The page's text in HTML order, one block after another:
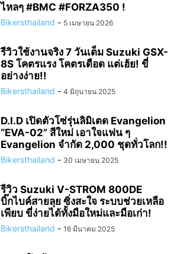
ไหลๆ #BMC #FORZA350 !
Bikersthailand - 5 เมษายน 2026
รีวิวใช้งานจริง 7 วันเต็ม Suzuki GSX-
8S โคตรแรง โคตรเดือด แต่เฮ้ย! ขี่
อย่างง่าย!!
Bikersthailand - 4 มิถุนายน 2025
D.I.D เปิดตัวโซ่รุ่นลิมิเตด Evangelion
“EVA-02” สีใหม่ เอาใจแฟน ๆ
Evangelion จำกัด 2,000 ชุดทั่วโลก!!
Bikersthailand - 30 เมษายน 2025
รีวิว Suzuki V-STROM 800DE
บิ๊กไบค์สายลุย ซิ่งสะใจ ระบบช่วยเหลือ
เพียบ ขี่ง่ายได้ทั้งมือใหม่และมือเก่า!
Bikersthailand - 16 มีนาคม 2025